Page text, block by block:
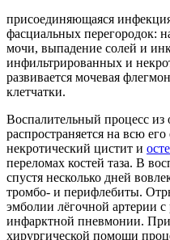
присоединяющаяся
фасциальных перегородок:
мочи, выпадение солей и
инфильтрированных и
развивается мочевая
клетчатки.
Воспалительный процесс из
распространяется на всю
некротический цистит и
переломах костей таза. В
спустя несколько дней
тромбо- и перифлебиты.
эмболии лёгочной артерии с
инфарктной пневмонии.
хирургической помощи